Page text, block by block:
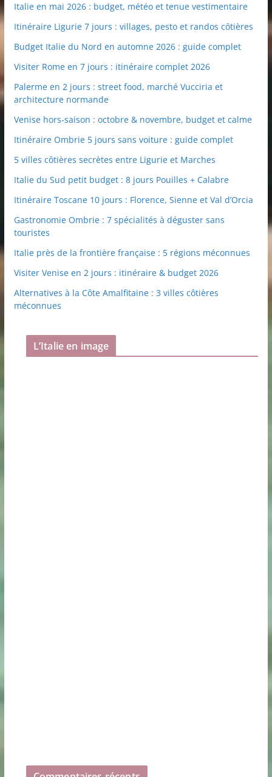
Italie en mai 2026 : budget, météo et tenue vestimentaire
Itinéraire Ligurie 7 jours : villages, pesto et randos côtières
Budget Italie du Nord en automne 2026 : guide complet
Visiter Rome en 7 jours : itinéraire complet 2026
Palerme en 2 jours : street food, marché Vucciria et
architecture normande
Venise hors-saison : octobre & novembre, budget et calme
Itinéraire Ombrie 5 jours sans voiture : guide complet
5 villes côtières secrètes entre Ligurie et Marches
Italie du Sud petit budget : 8 jours Pouilles + Calabre
Itinéraire Toscane 10 jours : Florence, Sienne et Val d’Orcia
Gastronomie Ombrie : 7 spécialités à déguster sans
touristes
Italie près de la frontière française : 5 régions méconnues
Visiter Venise en 2 jours : itinéraire & budget 2026
Alternatives à la Côte Amalfitaine : 3 villes côtières
méconnues
L’Italie en image